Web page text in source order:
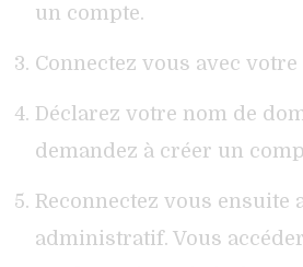
un compte.
Connectez vous avec votre
Déclarez votre nom de
demandez à créer un
Reconnectez vous ensuite
administratif. Vous